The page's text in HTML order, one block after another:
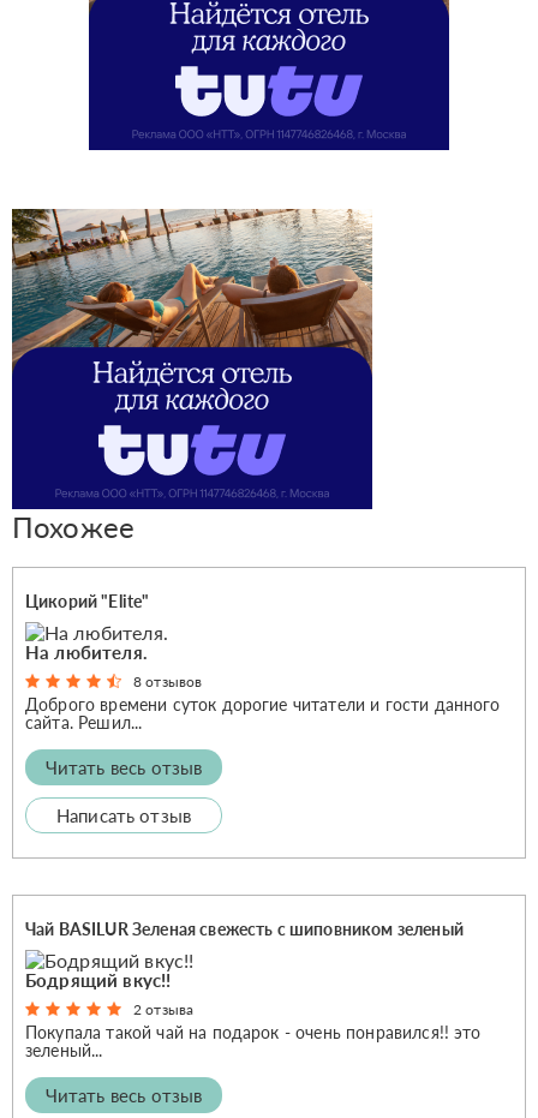
Похожее
Цикорий "Elite"
На любителя.
8 отзывов
Доброго времени суток дорогие читатели и гости данного
сайта. Решил...
Читать весь отзыв
Написать отзыв
Чай BASILUR Зеленая свежесть с шиповником зеленый
Бодрящий вкус!!
2 отзыва
Покупала такой чай на подарок - очень понравился!! это
зеленый...
Читать весь отзыв